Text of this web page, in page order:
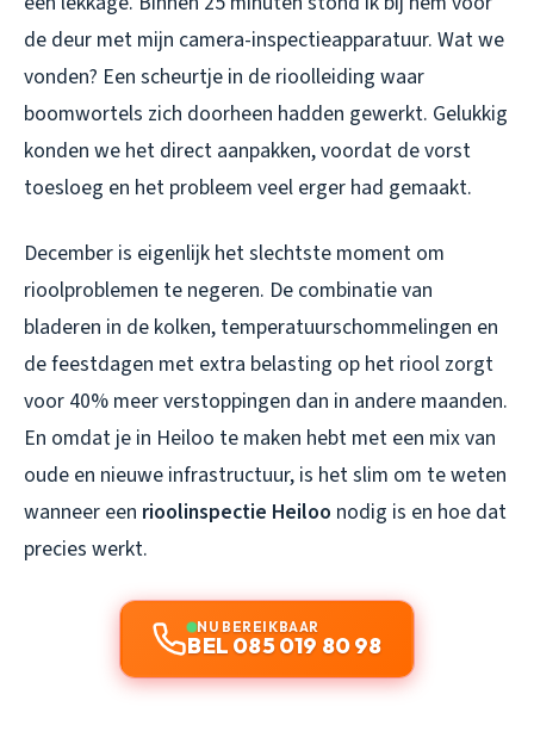
de deur met mijn camera-inspectieapparatuur. Wat we
vonden? Een scheurtje in de rioolleiding waar
boomwortels zich doorheen hadden gewerkt. Gelukkig
konden we het direct aanpakken, voordat de vorst
toesloeg en het probleem veel erger had gemaakt.
December is eigenlijk het slechtste moment om
rioolproblemen te negeren. De combinatie van
bladeren in de kolken, temperatuurschommelingen en
de feestdagen met extra belasting op het riool zorgt
voor 40% meer verstoppingen dan in andere maanden.
En omdat je in Heiloo te maken hebt met een mix van
oude en nieuwe infrastructuur, is het slim om te weten
wanneer een rioolinspectie Heiloo nodig is en hoe dat
precies werkt.
NU BEREIKBAAR
BEL 085 019 80 98